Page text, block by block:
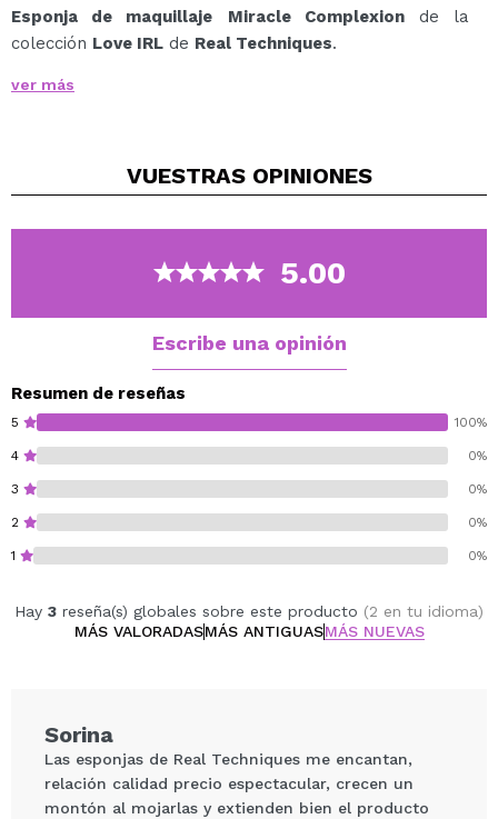
Esponja de maquillaje Miracle Complexionde la
colección Love IRL de Real Techniques.
líquidos.
Cuenta con un borde plano, lados redondeados y punta
y llegar a las zonas más difíciles de alcanzar.
ver más
VUESTRAS OPINIONES
5.00
Escribe una opinión
Resumen de reseñas
5 100%
4 0%
3 0%
2 0%
1 0%
Hay 3 reseña(s) globales sobre este producto (2 en tu idioma)
MÁS VALORADASMÁS ANTIGUASMÁS NUEVAS
Sorina
Las esponjas de Real Techniques me encantan,
relación calidad precio espectacular, crecen un
montón al mojarlas y extienden bien el producto